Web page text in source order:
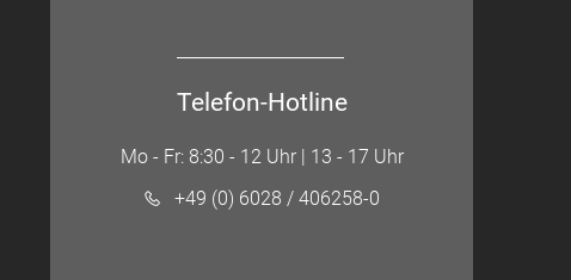
Telefon-Hotline
Mo - Fr: 8:30 - 12 Uhr | 13 - 17 Uhr
+49 (0) 6028 / 406258-0